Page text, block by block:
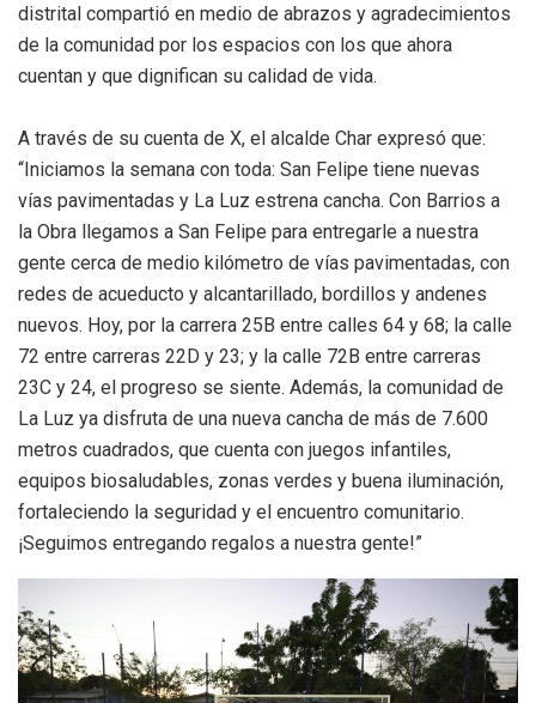
distrital compartió en medio de abrazos y agradecimientos
de la comunidad por los espacios con los que ahora
cuentan y que dignifican su calidad de vida.
A través de su cuenta de X, el alcalde Char expresó que:
“Iniciamos la semana con toda: San Felipe tiene nuevas
vías pavimentadas y La Luz estrena cancha. Con Barrios a
la Obra llegamos a San Felipe para entregarle a nuestra
gente cerca de medio kilómetro de vías pavimentadas, con
redes de acueducto y alcantarillado, bordillos y andenes
nuevos. Hoy, por la carrera 25B entre calles 64 y 68; la calle
72 entre carreras 22D y 23; y la calle 72B entre carreras
23C y 24, el progreso se siente. Además, la comunidad de
La Luz ya disfruta de una nueva cancha de más de 7.600
metros cuadrados, que cuenta con juegos infantiles,
equipos biosaludables, zonas verdes y buena iluminación,
fortaleciendo la seguridad y el encuentro comunitario.
¡Seguimos entregando regalos a nuestra gente!”